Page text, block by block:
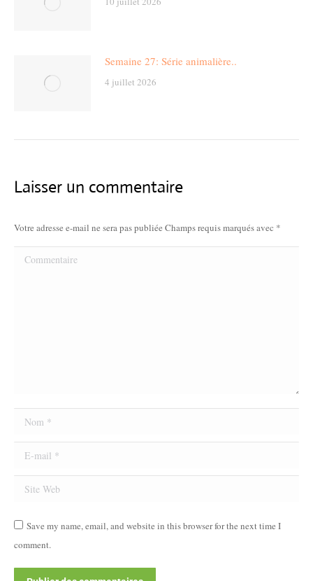
Semaine 27: Série animalière..
4 juillet 2026
Laisser un commentaire
Votre adresse e-mail ne sera pas publiée Champs requis marqués avec *
Commentaire
Nom *
E-mail *
Site Web
Save my name, email, and website in this browser for the next time I
comment.